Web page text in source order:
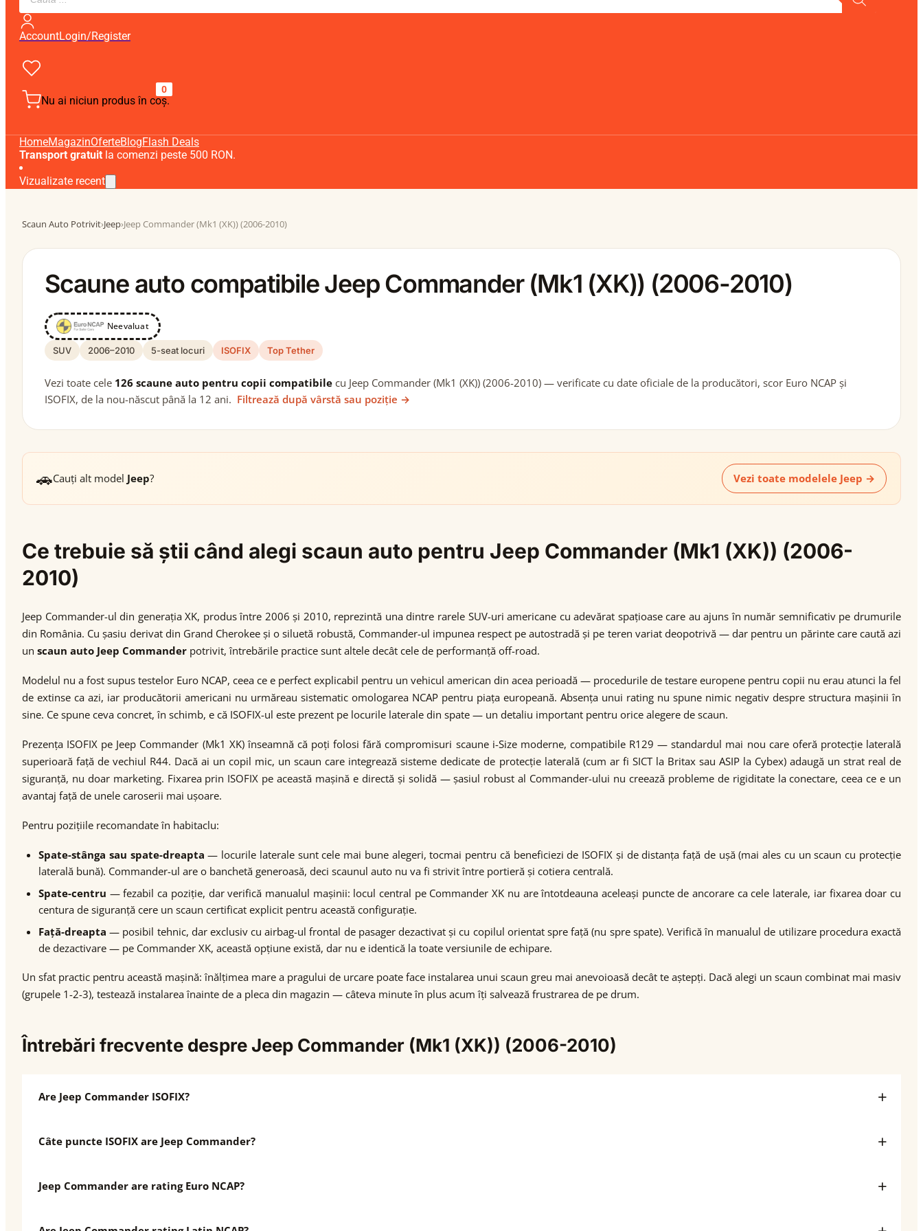
AccountLogin/Register
0
Nu ai niciun produs în coș.
HomeMagazinOferteBlogFlash Deals
Transport gratuit la comenzi peste 500 RON.
Vizualizate recent
Scaun Auto Potrivit›Jeep›Jeep Commander (Mk1 (XK)) (2006-2010)
Scaune auto compatibile Jeep Commander (Mk1 (XK)) (2006-2010)
Neevaluat
SUV 2006–2010 5-seat locuri ISOFIX Top Tether
Vezi toate cele 126 scaune auto pentru copii compatibile cu Jeep Commander (Mk1 (XK)) (2006-2010) — verificate cu date oficiale de la producători, scor Euro NCAP și
ISOFIX, de la nou-născut până la 12 ani. Filtrează după vârstă sau poziție →
🚗Cauți alt model Jeep? Vezi toate modelele Jeep →
Ce trebuie să știi când alegi scaun auto pentru Jeep Commander (Mk1 (XK)) (2006-
2010)
Jeep Commander-ul din generația XK, produs între 2006 și 2010, reprezintă una dintre rarele SUV-uri americane cu adevărat spațioase care au ajuns în număr semnificativ pe drumurile
din România. Cu șasiu derivat din Grand Cherokee și o siluetă robustă, Commander-ul impunea respect pe autostradă și pe teren variat deopotrivă — dar pentru un părinte care caută azi
un scaun auto Jeep Commander potrivit, întrebările practice sunt altele decât cele de performanță off-road.
Modelul nu a fost supus testelor Euro NCAP, ceea ce e perfect explicabil pentru un vehicul american din acea perioadă — procedurile de testare europene pentru copii nu erau atunci la fel
de extinse ca azi, iar producătorii americani nu urmăreau sistematic omologarea NCAP pentru piața europeană. Absența unui rating nu spune nimic negativ despre structura mașinii în
sine. Ce spune ceva concret, în schimb, e că ISOFIX-ul este prezent pe locurile laterale din spate — un detaliu important pentru orice alegere de scaun.
Prezența ISOFIX pe Jeep Commander (Mk1 XK) înseamnă că poți folosi fără compromisuri scaune i-Size moderne, compatibile R129 — standardul mai nou care oferă protecție laterală
superioară față de vechiul R44. Dacă ai un copil mic, un scaun care integrează sisteme dedicate de protecție laterală (cum ar fi SICT la Britax sau ASIP la Cybex) adaugă un strat real de
siguranță, nu doar marketing. Fixarea prin ISOFIX pe această mașină e directă și solidă — șasiul robust al Commander-ului nu creează probleme de rigiditate la conectare, ceea ce e un
avantaj față de unele caroserii mai ușoare.
Pentru pozițiile recomandate în habitaclu:
Spate-stânga sau spate-dreapta — locurile laterale sunt cele mai bune alegeri, tocmai pentru că beneficiezi de ISOFIX și de distanța față de ușă (mai ales cu un scaun cu protecție
laterală bună). Commander-ul are o banchetă generoasă, deci scaunul auto nu va fi strivit între portieră și cotiera centrală.
Spate-centru — fezabil ca poziție, dar verifică manualul mașinii: locul central pe Commander XK nu are întotdeauna aceleași puncte de ancorare ca cele laterale, iar fixarea doar cu
centura de siguranță cere un scaun certificat explicit pentru această configurație.
Față-dreapta — posibil tehnic, dar exclusiv cu airbag-ul frontal de pasager dezactivat și cu copilul orientat spre față (nu spre spate). Verifică în manualul de utilizare procedura exactă
de dezactivare — pe Commander XK, această opțiune există, dar nu e identică la toate versiunile de echipare.
Un sfat practic pentru această mașină: înălțimea mare a pragului de urcare poate face instalarea unui scaun greu mai anevoioasă decât te aștepți. Dacă alegi un scaun combinat mai masiv
(grupele 1-2-3), testează instalarea înainte de a pleca din magazin — câteva minute în plus acum îți salvează frustrarea de pe drum.
Întrebări frecvente despre Jeep Commander (Mk1 (XK)) (2006-2010)
Are Jeep Commander ISOFIX?
Câte puncte ISOFIX are Jeep Commander?
Jeep Commander are rating Euro NCAP?